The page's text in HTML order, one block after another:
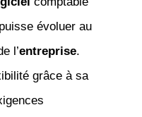
évoluer au
l’entreprise.
grâce à sa